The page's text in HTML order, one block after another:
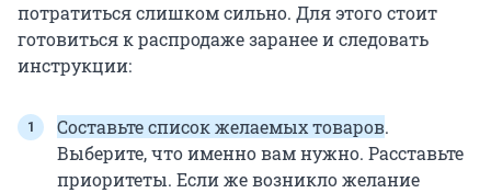
потратиться слишком сильно. Для этого стоит
готовиться к распродаже заранее и следовать
инструкции:
Составьте список желаемых товаров.
Выберите, что именно вам нужно. Расставьте
приоритеты. Если же возникло желание